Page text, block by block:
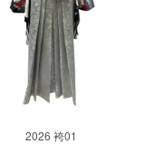
2026 袴01